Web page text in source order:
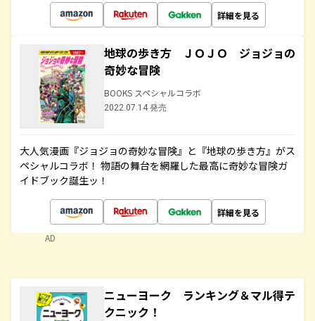
詳細を見る
地球の歩き方 ＪＯＪＯ ジョジョの
奇妙な冒険
BOOKS スペシャルコラボ
2022.07.14 発売
大人気漫画『ジョジョの奇妙な冒険』と『地球の歩き方』がス
ペシャルコラボ！ 物語の舞台を網羅した最高に奇妙な冒険ガ
イドブック誕生ッ！
詳細を見る
AD
ニューヨーク ランキング＆マル得テ
クニック！